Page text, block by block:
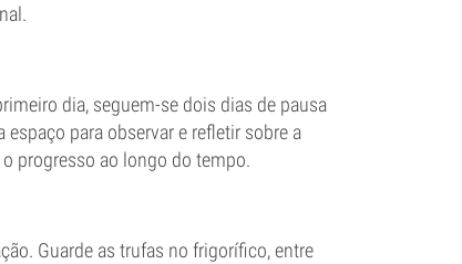
dia, seguem-se dois dias de pausa
para observar e refletir sobre a
progresso ao longo do tempo.
Guarde as trufas no frigorífico, entre